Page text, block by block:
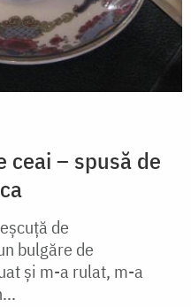
ceai – spusă de
de
bulgăre de
și m-a rulat, m-a